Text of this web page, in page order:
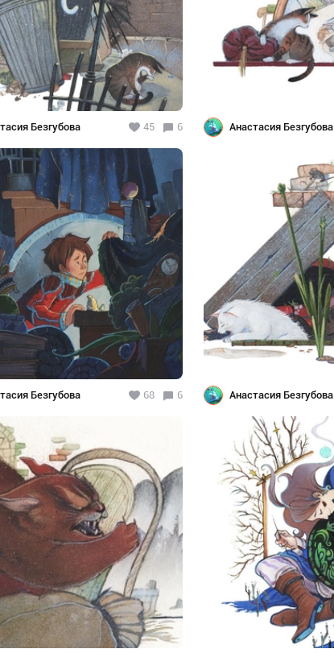
Безгубова 45 6 Анастасия Безгубова
Безгубова 68 6 Анастасия Безгубова